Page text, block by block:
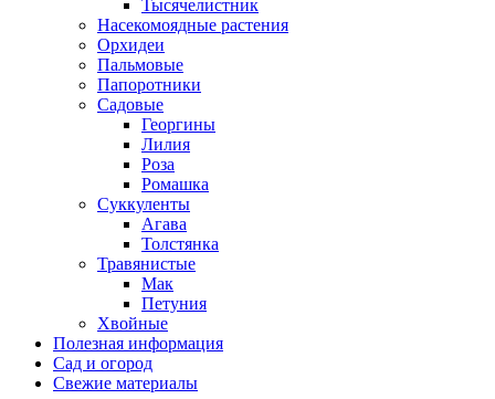
Тысячелистник
Насекомоядные растения
Орхидеи
Пальмовые
Папоротники
Садовые
Георгины
Лилия
Роза
Ромашка
Суккуленты
Агава
Толстянка
Травянистые
Мак
Петуния
Хвойные
Полезная информация
Сад и огород
Свежие материалы